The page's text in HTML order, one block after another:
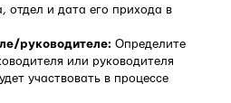
отдел и дата его прихода в
руководителе: Определите
или руководителя
участвовать в процессе